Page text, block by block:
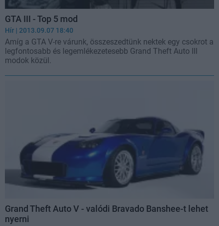
GTA III - Top 5 mod
Hír | 2013.09.07 18:40
Amíg a GTA V-re várunk, összeszedtünk nektek egy csokrot a
legfontosabb és legemlékezetesebb Grand Theft Auto III
modok közül.
Grand Theft Auto V - valódi Bravado Banshee-t lehet
nyerni